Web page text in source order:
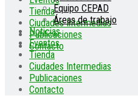
Tienda
Ciudades Intermedias
Publicaciones
Contacto
Equipo CEPAD
Áreas de trabajo
Noticias
Eventos
Tienda
Ciudades Intermedias
Publicaciones
Contacto